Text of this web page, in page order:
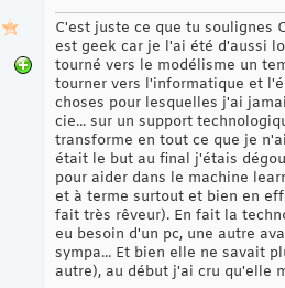
C'est juste ce que tu soulignes
est geek car je l'ai été d'aussi
tourné vers le modélisme un
tourner vers l'informatique et
choses pour lesquelles j'ai
cie... sur un support
transforme en tout ce que je
était le but au final j'étais
pour aider dans le machine
et à terme surtout et bien en
fait très rêveur). En fait la
eu besoin d'un pc, une autre
sympa... Et bien elle ne savait
autre), au début j'ai cru qu'elle